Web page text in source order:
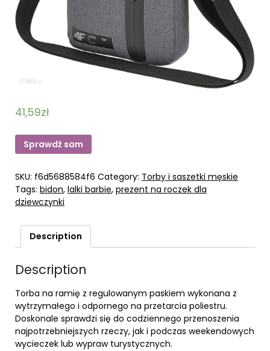
41,59zł
Sprawdź sam
SKU: f6d5688584f6 Category: Torby i saszetki męskie
Tags: bidon, lalki barbie, prezent na roczek dla
dziewczynki
Description
Description
Torba na ramię z regulowanym paskiem wykonana z
wytrzymałego i odpornego na przetarcia poliestru.
Doskonale sprawdzi się do codziennego przenoszenia
najpotrzebniejszych rzeczy, jak i podczas weekendowych
wycieczek lub wypraw turystycznych.